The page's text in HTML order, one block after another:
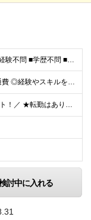
★未経験大歓迎！★IT業界経験不問 ■学歴不問 ■未経験OK ★人材業界での経験や、SES経験をお持ちの方は優遇します ≪こんな方は今すぐご応募ください≫ □自由度の高い働き方がしたい □誰かの役
月給35万円～50万円＋交通費 ◎経験やスキルを考慮し、最大限優遇します ◎上記月給は固定残業代月40時間分(月10万9,375～)を含みます。残業時間が超過した場合はその分追加支給します ◎試用期
＼入社初日からフルリモート！／ ★転勤はありません ★お客様先を訪問するときなどは直行直帰可 ■本社 東京都品川区西五反田3丁目15-6 リードシー目黒不動前ビル1-04 ※(変更の範囲)上記を
討中に入れる